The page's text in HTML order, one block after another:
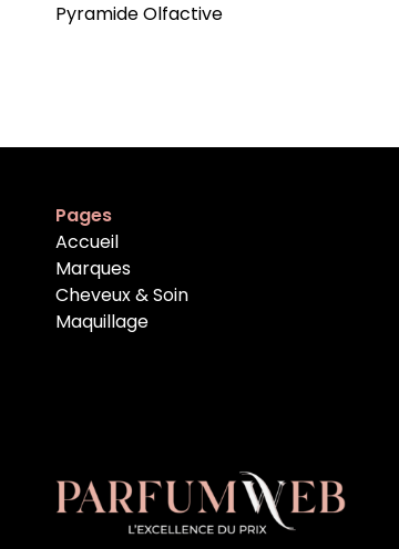
Pyramide Olfactive
Pages
Accueil
Marques
Cheveux & Soin
Maquillage